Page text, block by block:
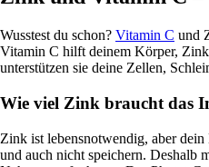
Wusstest du schon? Vitamin C und
Vitamin C hilft deinem Körper, Zink
unterstützen sie deine Zellen,
Wie viel Zink braucht das
Zink ist lebensnotwendig, aber
und auch nicht speichern. Deshalb